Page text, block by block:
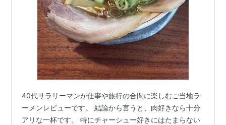
40代サラリーマンが仕事や旅行の合間に楽しむご当地ラ
ーメンレビューです。 結論から言うと、肉好きなら十分
アリな一杯です。 特にチャーシュー好きにはたまらない